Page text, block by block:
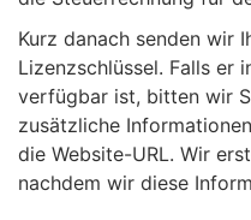
Kurz danach senden wir
Lizenzschlüssel. Falls er
verfügbar ist, bitten wir
zusätzliche
die Website-URL. Wir
nachdem wir diese